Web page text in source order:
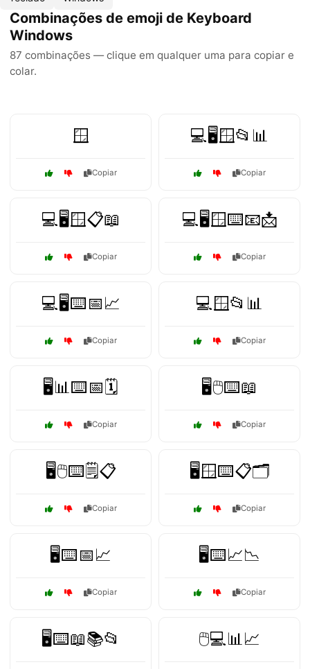
Combinações de emoji de Keyboard
Windows
87 combinações — clique em qualquer uma para copiar e
colar.
🪟
Copiar
💻🖥️🪟📂📊
Copiar
💻🖥️🪟📋📖
Copiar
💻🖥️🪟⌨️📧📩
Copiar
💻🖥️⌨️📅📈
Copiar
💻🪟📂📊
Copiar
🖥️📊⌨️📅🗓️
Copiar
🖥️🖱️⌨️📖
Copiar
🖥️🖱️⌨️🗒️📋
Copiar
🖥️🪟⌨️📋🗂️
Copiar
🖥️⌨️📅📈
Copiar
🖥️⌨️📈📉
Copiar
🖥️⌨️📖📚📂 🖱️💻📊📈